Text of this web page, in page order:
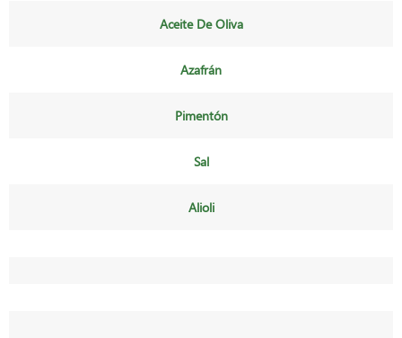
Aceite De Oliva
Azafrán
Pimentón
Sal
Alioli